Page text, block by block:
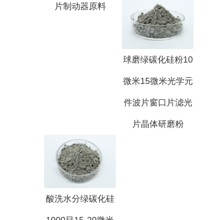
片制动器原料
球磨绿碳化硅粉10
微米15微米光学元
件波片窗口片滤光
片晶体研磨粉
酸洗水分绿碳化硅